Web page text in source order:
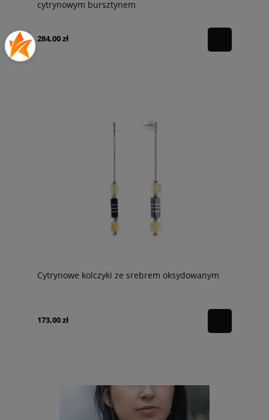
cytrynowym bursztynem
284,00 zł
Cytrynowe kolczyki ze srebrem oksydowanym
173,00 zł